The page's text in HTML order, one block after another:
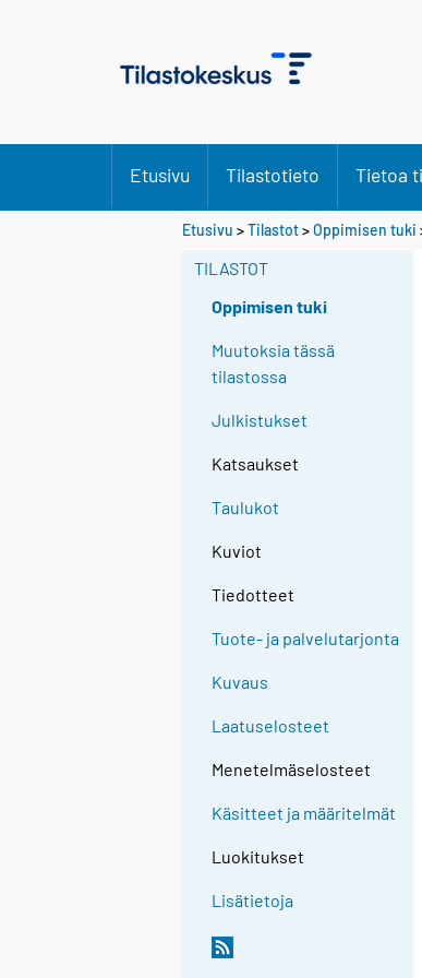
Etusivu Tilastotieto Tietoa
Etusivu >Tilastot>Oppimisen tuki
TILASTOT
Oppimisen tuki
Muutoksia tässä
tilastossa
Julkistukset
Katsaukset
Taulukot
Kuviot
Tiedotteet
Tuote- ja palvelutarjonta
Kuvaus
Laatuselosteet
Menetelmäselosteet
Käsitteet ja määritelmät
Luokitukset
Lisätietoja